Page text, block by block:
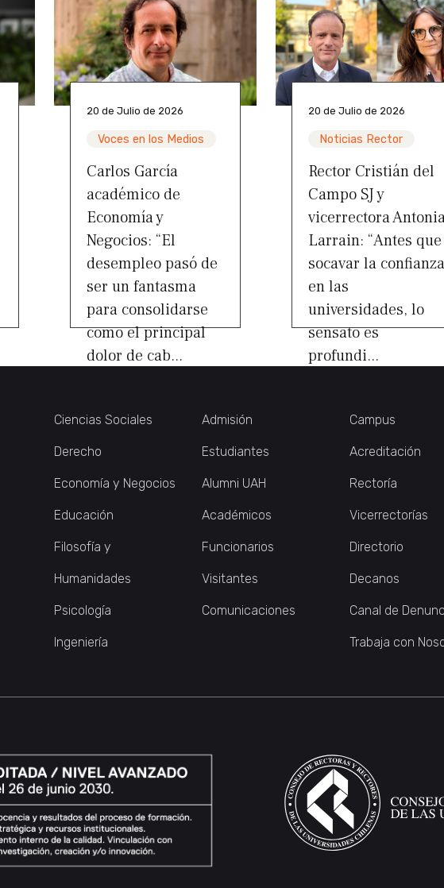
20 de Julio de 2026
Voces en los Medios
Carlos García
académico de
Economía y
Negocios: “El
desempleo pasó de
ser un fantasma
para consolidarse
como el principal
dolor de cab...
20 de Julio de 2026
Noticias Rector
Rector Cristián del
Campo SJ y
vicerrectora
Larrain: “Antes que
socavar la confianza
en las
universidades, lo
sensato es
profundi...
Ciencias Sociales
Derecho
Economía y Negocios
Educación
Filosofía y
Humanidades
Psicología
Ingeniería
Admisión
Estudiantes
Alumni UAH
Académicos
Funcionarios
Visitantes
Comunicaciones
Campus
Acreditación
Rectoría
Vicerrectorías
Directorio
Decanos
Canal de
Trabaja con